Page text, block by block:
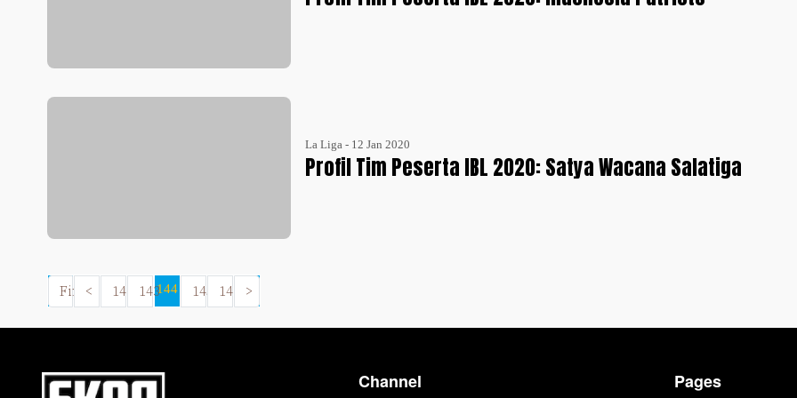
La Liga - 12 Jan 2020
Profil Tim Peserta IBL 2020: Satya Wacana Salatiga
First< 142 143144 145 146 >
Channel Pages